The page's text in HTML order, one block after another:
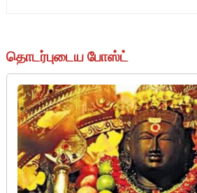
தொடர்புடைய போஸ்ட்